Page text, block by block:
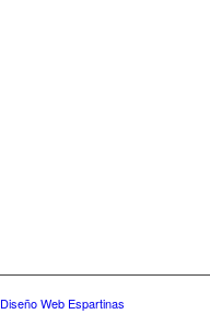
Diseño Web Espartinas